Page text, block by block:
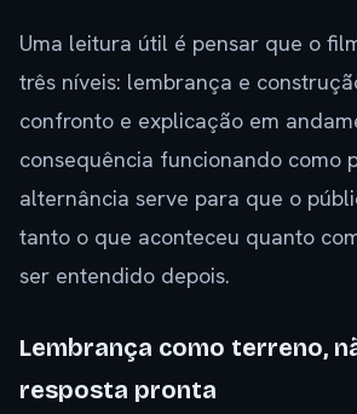
Uma leitura útil é pensar que o
três níveis: lembrança e
confronto e explicação em
consequência funcionando como
alternância serve para que o
tanto o que aconteceu quanto
ser entendido depois.
Lembrança como terreno,
resposta pronta